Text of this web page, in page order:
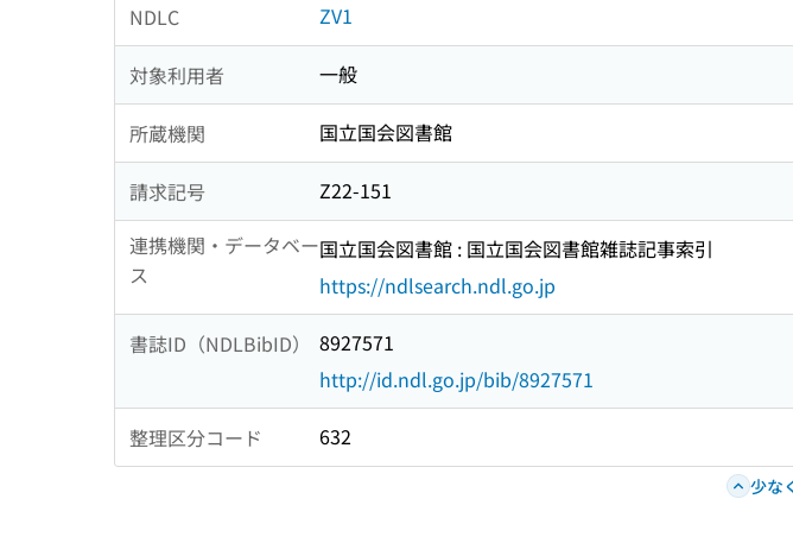
NDLC ZV1
対象利用者 一般
所蔵機関 国立国会図書館
請求記号
Z22-151
連携機関・データベー
ス
国立国会図書館 : 国立国会図書館雑誌記事索引
https://ndlsearch.ndl.go.jp
書誌ID（NDLBibID）
8927571
http://id.ndl.go.jp/bib/8927571
整理区分コード 632
少な